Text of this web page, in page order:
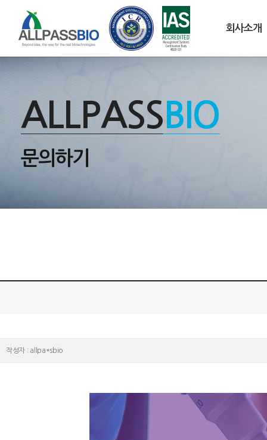
회사소개
ALLPASS BIO
문의하기
작성자 : allpa*sbio